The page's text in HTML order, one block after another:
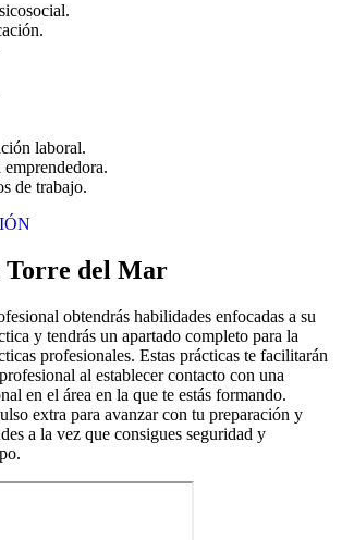
laboral.
de trabajo.
Torre del Mar
obtendrás habilidades enfocadas a su
y tendrás un apartado completo para la
profesionales. Estas prácticas te facilitarán
al establecer contacto con una
en el área en la que te estás formando.
extra para avanzar con tu preparación y
a la vez que consigues seguridad y